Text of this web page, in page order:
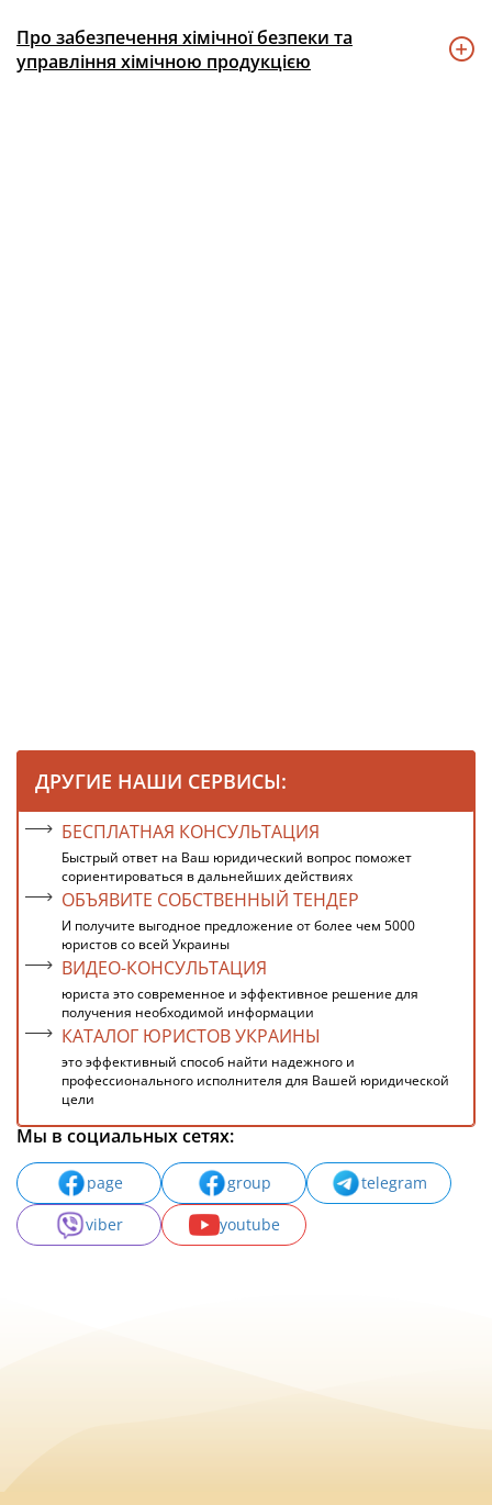
Про забезпечення хімічної безпеки та
управління хімічною продукцією
ДРУГИЕ НАШИ СЕРВИСЫ:
БЕСПЛАТНАЯ КОНСУЛЬТАЦИЯ
Быстрый ответ на Ваш юридический вопрос поможет
сориентироваться в дальнейших действиях
ОБЪЯВИТЕ СОБСТВЕННЫЙ ТЕНДЕР
И получите выгодное предложение от более чем 5000
юристов со всей Украины
ВИДЕО-КОНСУЛЬТАЦИЯ
юриста это современное и эффективное решение для
получения необходимой информации
КАТАЛОГ ЮРИСТОВ УКРАИНЫ
это эффективный способ найти надежного и
профессионального исполнителя для Вашей юридической
цели
Мы в социальных сетях:
page group
telegram
viber
youtube